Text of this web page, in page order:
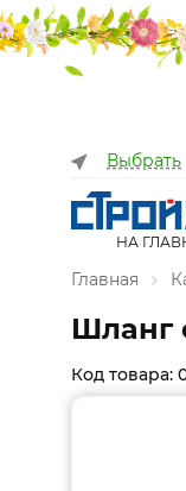
Выбрать
НА
Главная
Шланг
Код товара: